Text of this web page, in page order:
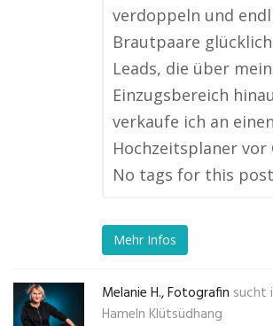
verdoppeln und
Brautpaare
Leads, die über
Einzugsbereich
verkaufe ich an einen
Hochzeitsplaner vor
No tags for this
Mehr Infos
Melanie H., Fotografin sucht
Hameln Klütsüdhang